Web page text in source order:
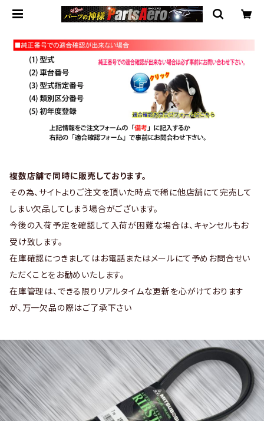
複数店舗で同時に販売しております。
その為、サイトよりご注文を頂いた時点で稀に他店舗にて完売して
しまい欠品してしまう場合がございます。
今後の入荷予定を確認して入荷が困難な場合は、キャンセルもお
受け致します。
在庫確認につきましてはお電話またはメールにて予めお問合せい
ただくことをお勧めいたします。
在庫管理は、できる限りリアルタイムな更新を心がけております
が、万一欠品の際はご了承下さい